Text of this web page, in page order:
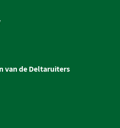
van de Deltaruiters